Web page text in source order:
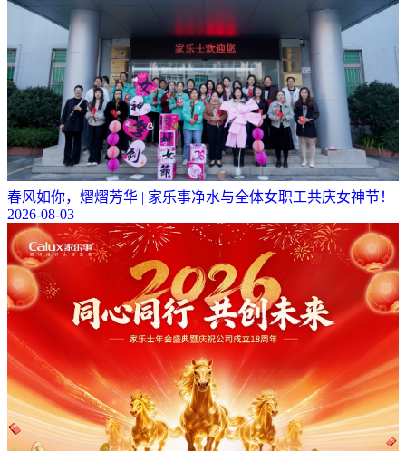
春风如你，熠熠芳华 | 家乐事净水与全体女职工共庆女神节！
2026-08-03